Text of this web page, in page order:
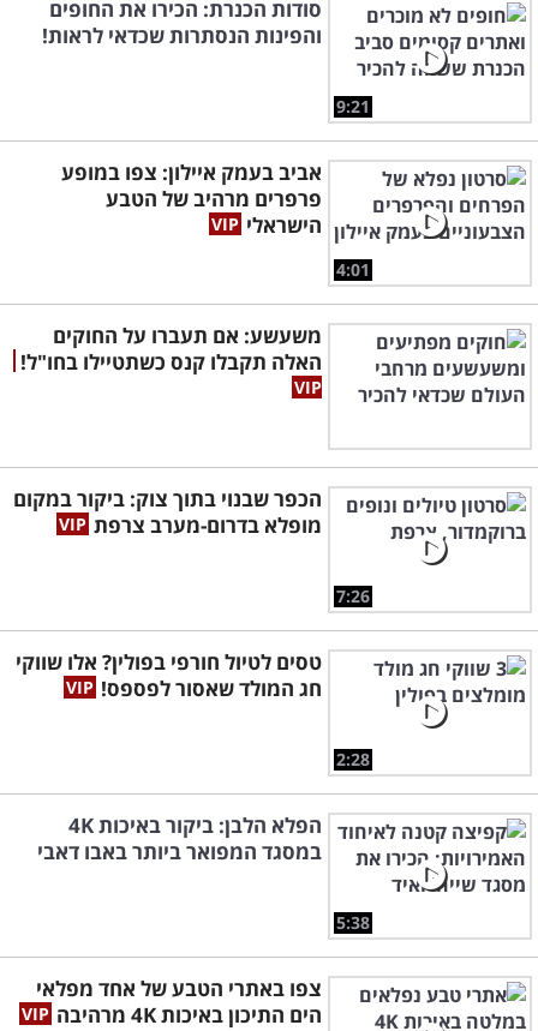
9:21
סודות הכנרת: הכירו את החופים
והפינות הנסתרות שכדאי לראות!
4:01
אביב בעמק איילון: צפו במופע
פרפרים מרהיב של הטבע
הישראלי
משעשע: אם תעברו על החוקים
האלה תקבלו קנס כשתטיילו בחו"ל!
7:26
הכפר שבנוי בתוך צוק: ביקור במקום
מופלא בדרום-מערב צרפת
2:28
טסים לטיול חורפי בפולין? אלו שווקי
חג המולד שאסור לפספס!
5:38
הפלא הלבן: ביקור באיכות 4K
במסגד המפואר ביותר באבו דאבי
צפו באתרי הטבע של אחד מפלאי
הים התיכון באיכות 4K מרהיבה